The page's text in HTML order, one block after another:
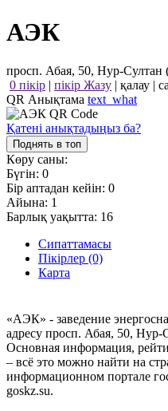
АЭК
просп. Абая, 50, Нур-Султан
0 пікір | пікір Жазу | қалау |
QR Анықтама text_what
Қатені анықтадыңыз ба?
Поднять в топ
Көру саны:
Бүгін: 0
Бір аптадан кейін: 0
Айына: 1
Барлық уақытта: 16
Сипаттамасы
Пікірлер (0)
Карта
«АЭК» - заведение
адресу просп. Абая, 50, Нур-
Основная информация,
– всё это можно найти на
информационном портале
goskz.su.